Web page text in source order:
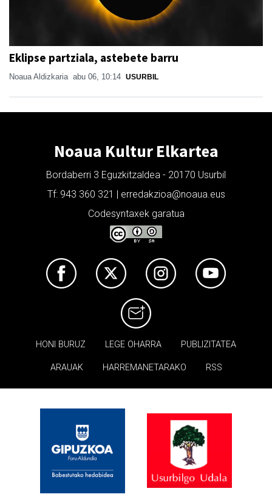
Eklipse partziala, astebete barru
Noaua Aldizkaria abu 06, 10:14 USURBIL
Noaua Kultur Elkartea
Bordaberri 3 Eguzkitzaldea - 20170 Usurbil
Tf: 943 360 321 | erredakzioa@noaua.eus
Codesyntaxek garatua
HONI BURUZ LEGE OHARRA PUBLIZITATEA
ARAUAK HARREMANETARAKO RSS